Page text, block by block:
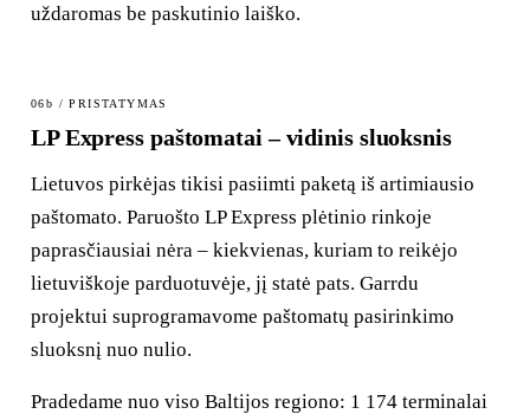
uždaromas be paskutinio laiško.
06b / PRISTATYMAS
LP Express paštomatai – vidinis sluoksnis
Lietuvos pirkėjas tikisi pasiimti paketą iš artimiausio
paštomato. Paruošto LP Express plėtinio rinkoje
paprasčiausiai nėra – kiekvienas, kuriam to reikėjo
lietuviškoje parduotuvėje, jį statė pats. Garrdu
projektui suprogramavome paštomatų pasirinkimo
sluoksnį nuo nulio.
Pradedame nuo viso Baltijos regiono: 1 174 terminalai